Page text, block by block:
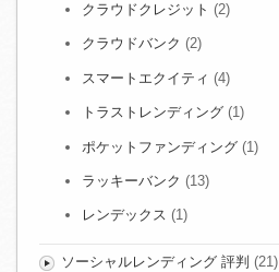
クラウドクレジット (2)
クラウドバンク (2)
スマートエクイティ (4)
トラストレンディング (1)
ポケットファンディング (1)
ラッキーバンク (13)
レンデックス (1)
ソーシャルレンディング 評判 (21)